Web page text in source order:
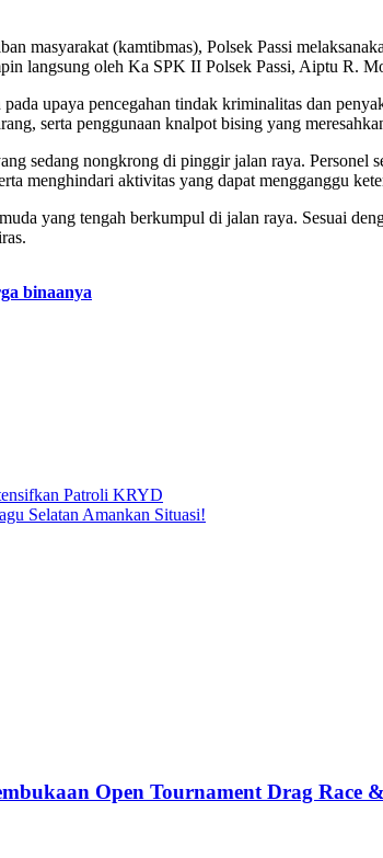
masyarakat (kamtibmas), Polsek Passi
langsung oleh Ka SPK II Polsek Passi, Aiptu R.
upaya pencegahan tindak kriminalitas dan
serta penggunaan knalpot bising yang
sedang nongkrong di pinggir jalan raya. Personel
menghindari aktivitas yang dapat mengganggu
yang tengah berkumpul di jalan raya. Sesuai
binaanya
Patroli KRYD
Selatan Amankan Situasi!
Open Tournament Drag Race